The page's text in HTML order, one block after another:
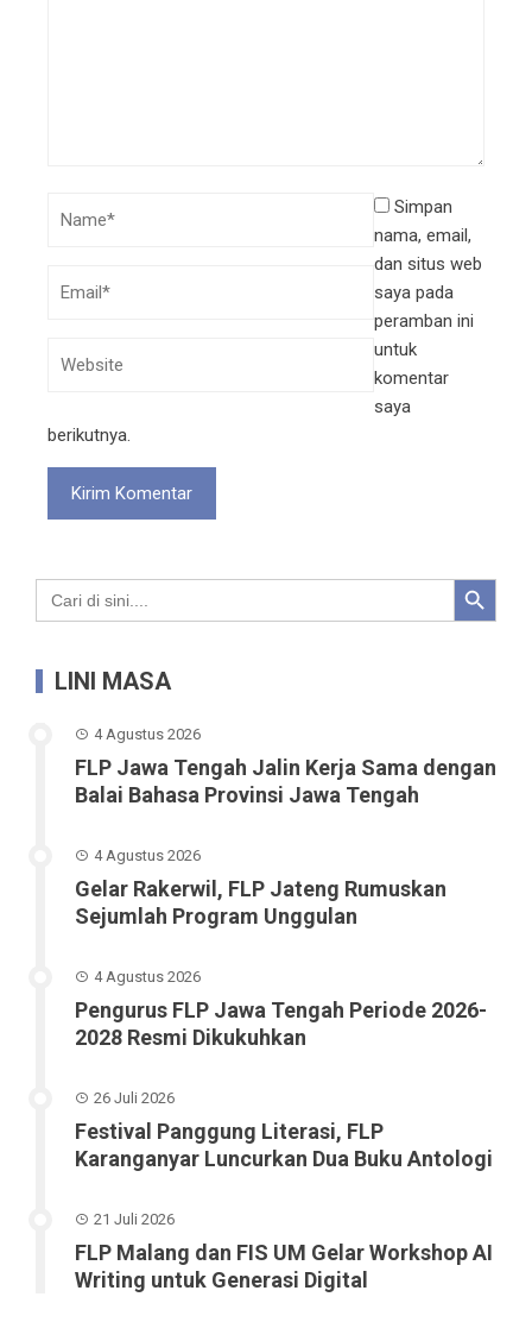
Simpan
nama, email,
dan situs web
saya pada
peramban ini
untuk
komentar
saya
berikutnya.
Search
for:
Search Button
LINI MASA
4 Agustus 2026
FLP Jawa Tengah Jalin Kerja Sama dengan
Balai Bahasa Provinsi Jawa Tengah
4 Agustus 2026
Gelar Rakerwil, FLP Jateng Rumuskan
Sejumlah Program Unggulan
4 Agustus 2026
Pengurus FLP Jawa Tengah Periode 2026-
2028 Resmi Dikukuhkan
26 Juli 2026
Festival Panggung Literasi, FLP
Karanganyar Luncurkan Dua Buku Antologi
21 Juli 2026
FLP Malang dan FIS UM Gelar Workshop AI
Writing untuk Generasi Digital